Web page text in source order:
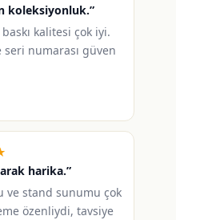
koleksiyonluk.”
kalitesi çok iyi.
seri numarası güven
harika.”
ve stand sunumu çok
özenliydi, tavsiye